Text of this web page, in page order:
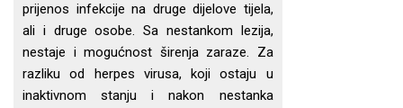
prijenos infekcije na druge dijelove tijela,
ali i druge osobe. Sa nestankom lezija,
nestaje i mogućnost širenja zaraze. Za
razliku od herpes virusa, koji ostaju u
inaktivnom stanju i nakon nestanka